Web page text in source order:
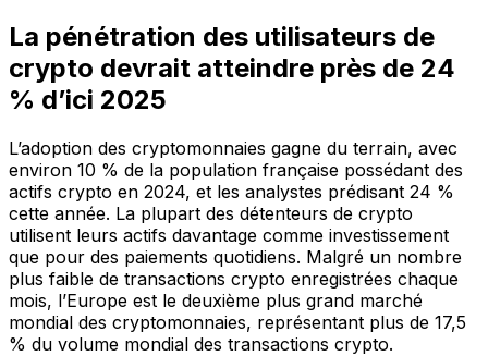
La pénétration des utilisateurs de
crypto devrait atteindre près de 24
% d’ici 2025
L’adoption des cryptomonnaies gagne du terrain, avec
environ 10 % de la population française possédant des
actifs crypto en 2024, et les analystes prédisant 24 %
cette année. La plupart des détenteurs de crypto
utilisent leurs actifs davantage comme investissement
que pour des paiements quotidiens. Malgré un nombre
plus faible de transactions crypto enregistrées chaque
mois, l’Europe est le deuxième plus grand marché
mondial des cryptomonnaies, représentant plus de 17,5
% du volume mondial des transactions crypto.